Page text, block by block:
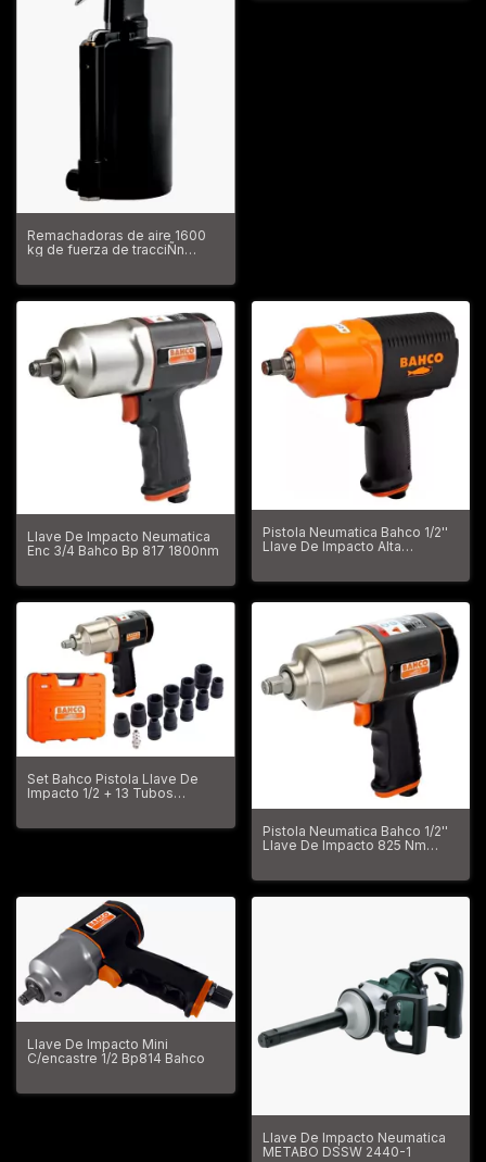
Remachadoras de aire 1600
kg de fuerza de tracciÑn
Llave De Impacto Neumatica
Enc 3/4 Bahco Bp 817 1800nm
Pistola Neumatica Bahco 1/2''
Llave De Impacto Alta
Set Bahco Pistola Llave De
Impacto 1/2 + 13 Tubos
Pistola Neumatica Bahco 1/2''
Llave De Impacto 825 Nm
Llave De Impacto Mini
C/encastre 1/2 Bp814 Bahco
Llave De Impacto Neumatica
METABO DSSW 2440-1